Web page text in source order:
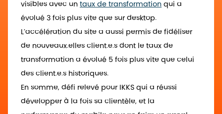
visibles avec un taux de transformation qui a
évolué 3 fois plus vite que sur desktop.
L’accélération du site a aussi permis de fidéliser
de nouveaux.elles client.e.s dont le taux de
transformation a évolué 5 fois plus vite que celui
des client.e.s historiques.
En somme, défi relevé pour IKKS qui a réussi
développer à la fois sa clientèle, et la